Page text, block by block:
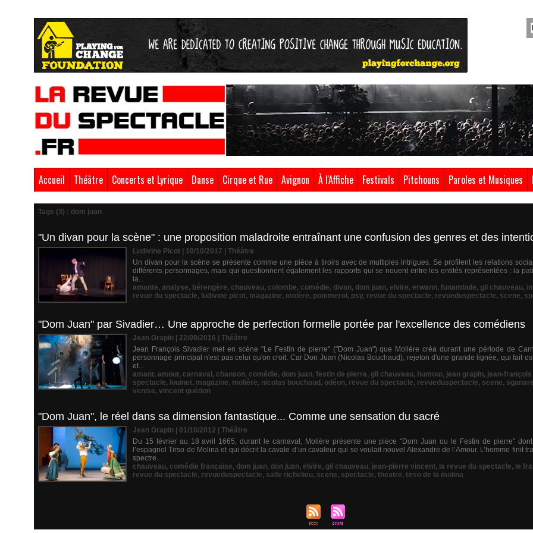
Accueil Théâtre Concerts et Lyrique Danse Cirque et Rue Avignon À l'Affiche Festivals Pitchouns Paroles et Musiques
Tags (3) : dom juan
"Un divan pour la scène" : une proposition maladroite entraînant une confusion des genres et des
Ludivine Picot | 10/10/2017
Théâtre
Un divan pour la scène se présente comme une pièce à tiroirs avec de multiples intrigues. Se profilent les relations
différents personnages, mais qui questionnent également les rapports qui se nouent entre les entités représentées : la
la...
amante, analyse, bérengère, chauveau, colombe, comédie, divan, dom juan, elvire, erwann, funambule, gil chauveau,
revue du spectacle, ludivine picot, magazine, molère, pommerol , psy, revue du spectacle, revueduspectacle, scene,
"Dom Juan" par Sivadier… Une approche de perfection formelle portée par l'excellence des comédiens
Jean Grapin | 22/09/2016
Théâtre
Jean François Sivadier met en scène "Le Festin de pierre" ("Dom Juan") que Molière créa durant une période de
personnage principal n'est pas celui qu'on croit. Car Don Juan (Nicolas Bouchaud), rejeton d'une grande lignée, qui fait
et...
amant, amour, carnaval , chanson, comédie, dom juan, festin de pierre, gil chauveau, humour, jean grapin, jean-
spectacle, louinet, magazine, molière, nicolas bouchaud , odéon, revue du spectacle, revueduspectacle, scene,
venise, vincent guédon
"Dom Juan", le réel dans sa dimension fantastique... Comme une sensation du sacré
Jean Grapin | 01/10/2012
Théâtre
Du 15 février au 18 avril 1665, durant le carnaval, Molière présente une pièce "Dom Juan ou le Festin de pierre"
l’espagnol Tirso de Molina et qui décrit la cavale d’un cavaleur qui se voulait nouvel Alexandre de l’Amour. L’homme finit
spectre...
chauveau, comédie française, dom juan, don juan, elvire, gil chauveau, jean-pierre vincent, la revue du spectacle, le
revue du spectacle, revueduspectacle, salle richelieu, scene, spectacle, theatre, tirso de la molina